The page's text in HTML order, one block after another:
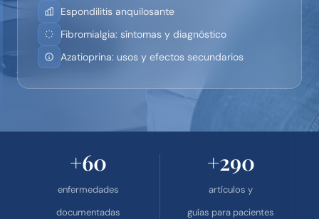
Espondilitis anquilosante
Fibromialgia: síntomas y diagnóstico
Azatioprina: usos y efectos secundarios
+60
enfermedades
documentadas
+290
artículos y
guías para pacientes